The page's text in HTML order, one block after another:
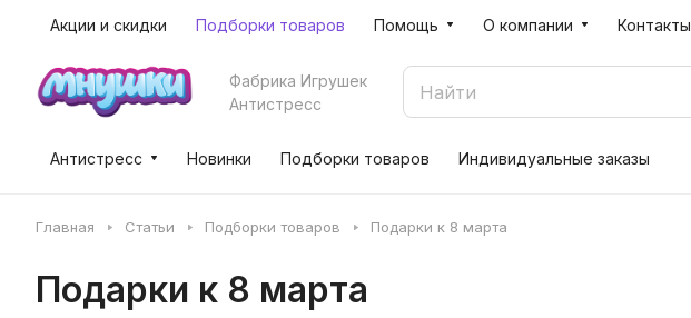
Акции и скидки Подборки товаров Помощь О компании Контакты
Фабрика Игрушек
Антистресс
Антистресс Новинки Подборки товаров Индивидуальные заказы
Главная Статьи Подборки товаров Подарки к 8 марта
Подарки к 8 марта